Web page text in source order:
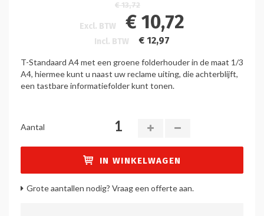
€ 13,72
Excl. BTW € 10,72
Incl. BTW € 12,97
T-Standaard A4 met een groene folderhouder in de maat 1/3
A4, hiermee kunt u naast uw reclame uiting, die achterblijft,
een tastbare informatiefolder kunt tonen.
Aantal
IN WINKELWAGEN
Grote aantallen nodig? Vraag een offerte aan.